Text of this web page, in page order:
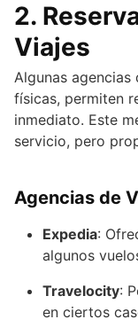
2.
Viajes
Algunas
físicas, permiten
inmediato. Este
servicio, pero
Agencias de
Expedia:
algunos
Travelocity:
en ciertos